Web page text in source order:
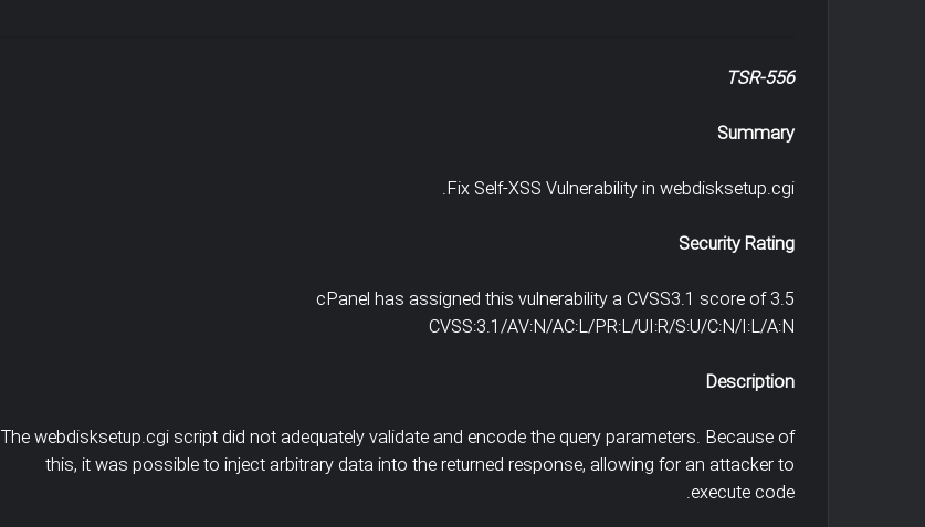
TSR-556
Summary
Fix Self-XSS Vulnerability in webdisksetup.cgi.
Security Rating
cPanel has assigned this vulnerability a CVSS3.1 score of 3.5
CVSS:3.1/AV:N/AC:L/PR:L/UI:R/S:U/C:N/I:L/A:N
Description
The webdisksetup.cgi script did not adequately validate and encode the query parameters. Because of
this, it was possible to inject arbitrary data into the returned response, allowing for an attacker to
execute code.